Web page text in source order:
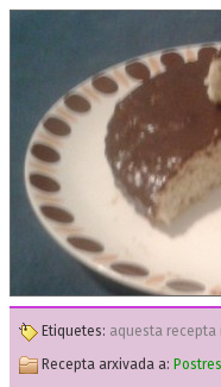
Etiquetes: aquesta recepta
Recepta arxivada a: